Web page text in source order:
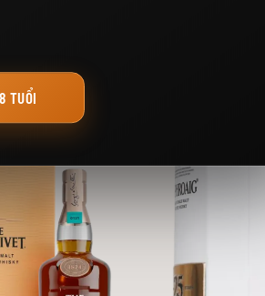
"wa" (和) - sự hòa hợp trong văn hóa Nhật Bản.
cắt tượng trưng cho 24 tiết khí của Nhật Bản,
TUỔI